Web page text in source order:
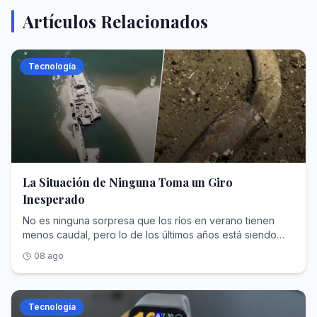
Artículos Relacionados
Tecnología
La Situación de Ninguna Toma un Giro
Inesperado
No es ninguna sorpresa que los ríos en verano tienen
menos caudal, pero lo de los últimos años está siendo
caudaloso Danubio también sufre en sus carnes la
sequía, algo que viene pasando en años anteriores. Este
2026 está batiendo récords, como ha confirmado las
imágenes satelitales del Danubio tomadas por Copernicus
08 ago
Tecnología